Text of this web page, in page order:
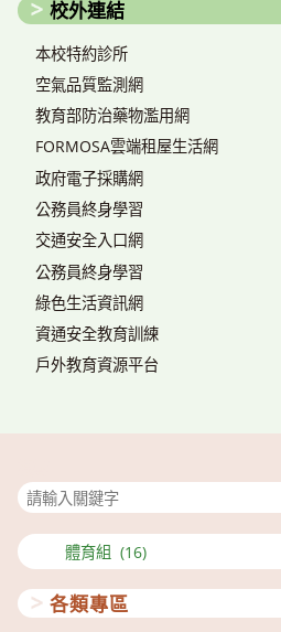
校外連結
本校特約診所
空氣品質監測網
教育部防治藥物濫用網
FORMOSA雲端租屋生活網
政府電子採購網
公務員終身學習
交通安全入口網
公務員終身學習
綠色生活資訊網
資通安全教育訓練
戶外教育資源平台
分
類
各類專區